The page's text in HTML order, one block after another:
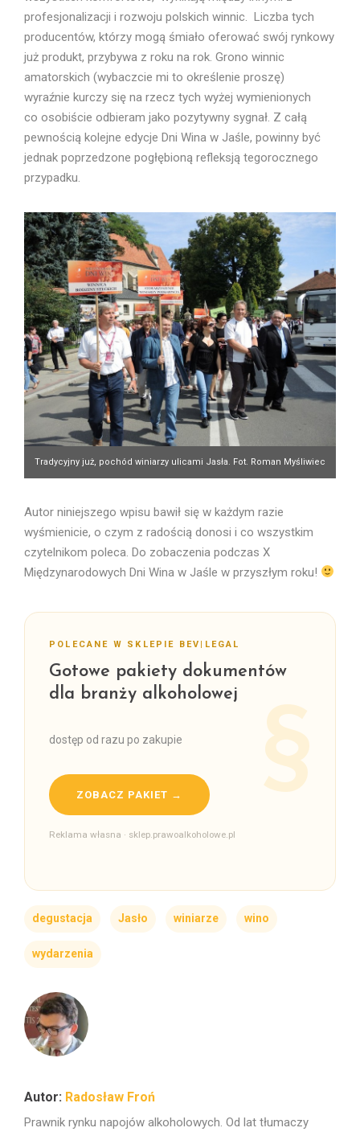
profesjonalizacji i rozwoju polskich winnic. Liczba tych
producentów, którzy mogą śmiało oferować swój rynkowy
już produkt, przybywa z roku na rok. Grono winnic
amatorskich (wybaczcie mi to określenie proszę)
wyraźnie kurczy się na rzecz tych wyżej wymienionych
co osobiście odbieram jako pozytywny sygnał. Z całą
pewnością kolejne edycje Dni Wina w Jaśle, powinny być
jednak poprzedzone pogłębioną refleksją tegorocznego
przypadku.
Tradycyjny już, pochód winiarzy ulicami Jasła. Fot. Roman Myśliwiec
Autor niniejszego wpisu bawił się w każdym razie
wyśmienicie, o czym z radością donosi i co wszystkim
czytelnikom poleca. Do zobaczenia podczas X
Międzynarodowych Dni Wina w Jaśle w przyszłym roku!
POLECANE W SKLEPIE BEV|LEGAL
Gotowe pakiety dokumentów
dla branży alkoholowej
dostęp od razu po zakupie
ZOBACZ PAKIET →
Reklama własna · sklep.prawoalkoholowe.pl
degustacja Jasło winiarze wino
wydarzenia
Radosław Froń
Prawnik rynku napojów alkoholowych. Od lat tłumaczy